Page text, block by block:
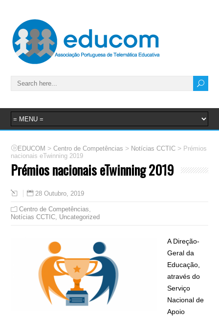
EDUCOM >Centro de Competências > Notícias CCTIC > Prémios
nacionais eTwinning 2019
Prémios nacionais eTwinning 2019
28 Outubro, 2019
Centro de Competências,
Notícias CCTIC, Uncategorized
A Direção-
Geral da
Educação,
através do
Serviço
Nacional de
Apoio